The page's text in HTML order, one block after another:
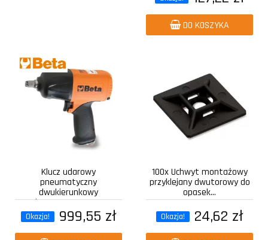
DO KOSZYKA
Klucz udarowy
pneumatyczny
dwukierunkowy
kompozytowy z...
Okazja! 999,55 zł
100x Uchwyt montażowy
przyklejany dwutorowy do
opasek...
Okazja! 24,62 zł